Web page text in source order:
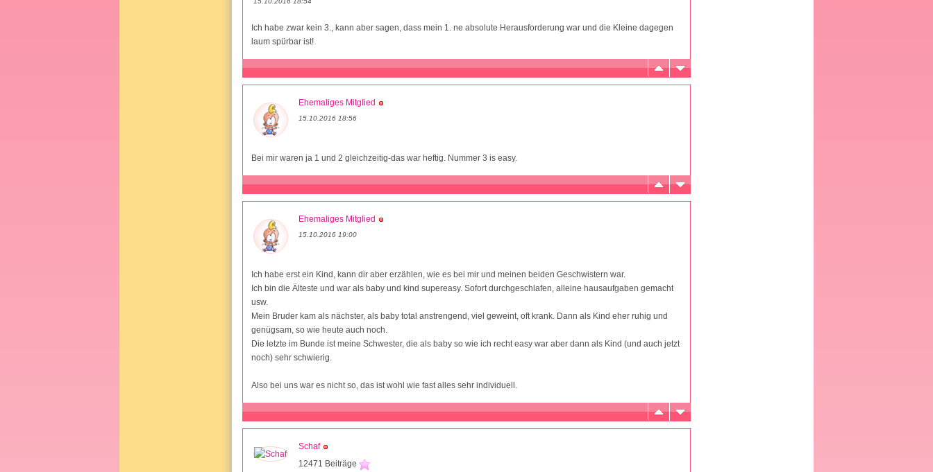
Ich habe zwar kein 3., kann aber sagen, dass mein 1. ne absolute Herausforderung war und die Kleine dagegen
laum spürbar ist!
Ehemaliges Mitglied
15.10.2016 18:56
Bei mir waren ja 1 und 2 gleichzeitig-das war heftig. Nummer 3 is easy.
Ehemaliges Mitglied
15.10.2016 19:00
Ich habe erst ein Kind, kann dir aber erzählen, wie es bei mir und meinen beiden Geschwistern war.
Ich bin die Älteste und war als baby und kind supereasy. Sofort durchgeschlafen, alleine hausaufgaben gemacht
usw.
Mein Bruder kam als nächster, als baby total anstrengend, viel geweint, oft krank. Dann als Kind eher ruhig und
genügsam, so wie heute auch noch.
Die letzte im Bunde ist meine Schwester, die als baby so wie ich recht easy war aber dann als Kind (und auch jetzt
noch) sehr schwierig.
Also bei uns war es nicht so, das ist wohl wie fast alles sehr individuell.
Schaf
12471 Beiträge